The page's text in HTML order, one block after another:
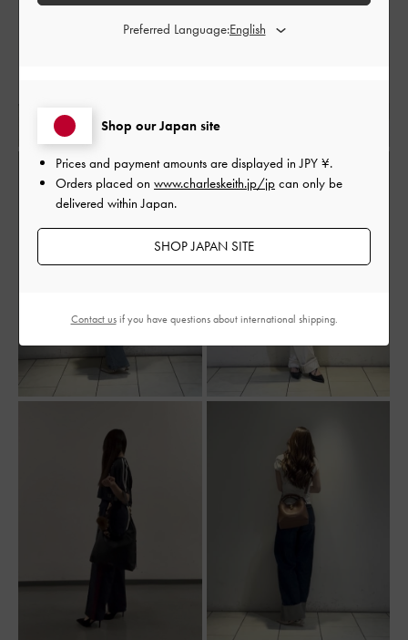
Shop our Japan site
Prices and payment amounts are displayed inJPY ¥.
Orders placed on www.charleskeith.jp/jp can only be
delivered within Japan.
SHOP JAPAN SITE
Preferred Language:
Contact usif you have questions about international shipping.